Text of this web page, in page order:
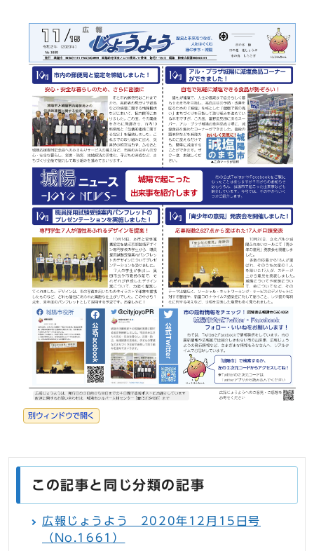
別ウィンドウで開く
この記事と同じ分類の記事
広報じょうよう 2020年12月15日号
（No.1661）